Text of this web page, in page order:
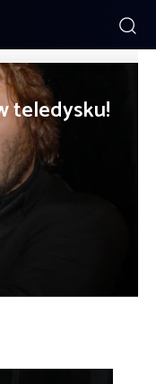
teledysku!